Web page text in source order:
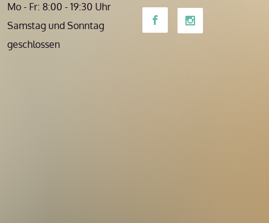
Mo - Fr: 8:00 - 19:30 Uhr
Samstag und Sonntag
geschlossen